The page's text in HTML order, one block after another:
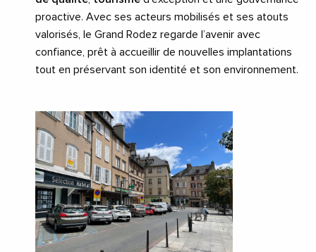
proactive. Avec ses acteurs mobilisés et ses atouts
valorisés, le Grand Rodez regarde l’avenir avec
confiance, prêt à accueillir de nouvelles implantations
tout en préservant son identité et son environnement.